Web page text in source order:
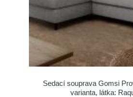
Sedací souprava Gomsi
varianta, látka: